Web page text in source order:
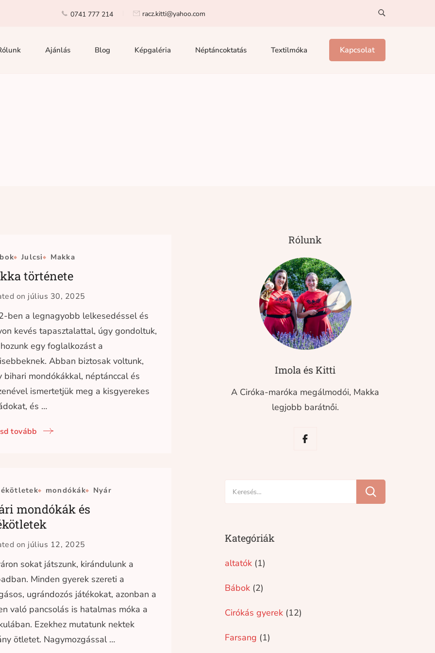
0741 777 214 racz.kitti@yahoo.com
Ajánlás Blog Képgaléria Néptáncoktatás Textilmóka Kapcsolat
Julcsi Makka
története
on július 30, 2025
ben a legnagyobb lelkesedéssel és
kevés tapasztalattal, úgy gondoltuk,
egy foglalkozást a
Abban biztosak voltunk,
bihari mondókákkal, néptánccal és
ismertetjük meg a kisgyerekes
és …
tovább
mondókák Nyár
mondókák és
on július 12, 2025
sokat játszunk, kirándulunk a
Minden gyerek szereti a
ugrándozós játékokat, azonban a
való pancsolás is hatalmas móka a
Ezekhez mutatunk nektek
ötletet. Nagymozgással …
Rólunk
Imola és Kitti
A Ciróka-maróka megálmodói, Makka
legjobb barátnői.
Keresés:
Kategóriák
altatók (1)
Bábok (2)
Cirókás gyerek (12)
Farsang (1)